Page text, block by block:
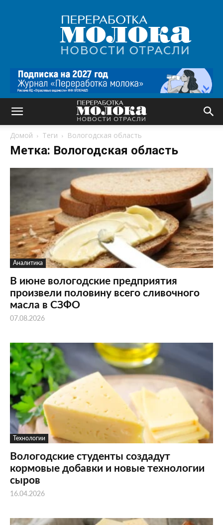
Переработка
молока
|
Новости
Домой Теги Вологодская область
Метка: Вологодская область
Аналитика
В июне вологодские предприятия
произвели половину всего сливочного
масла в СЗФО
07.08.2026
Технологии
Вологодские студенты создадут
кормовые добавки и новые технологии
сыров
16.04.2026